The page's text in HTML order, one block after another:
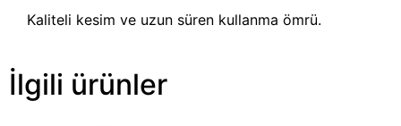
Kaliteli kesim ve uzun süren kullanma ömrü.
İlgili ürünler